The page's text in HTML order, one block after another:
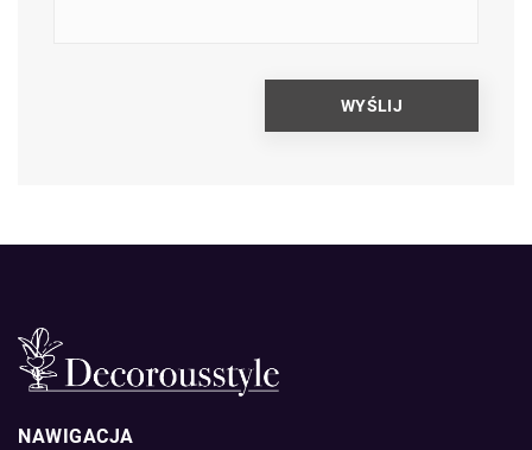
NAWIGACJA